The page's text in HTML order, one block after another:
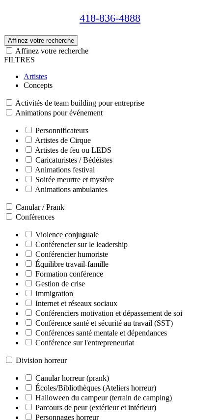
418-836-4888
Affinez votre recherche
Affinez votre recherche
FILTRES
Artistes
Concepts
Activités de team building pour entreprise
Animations pour événement
Personnificateurs
Artistes de Cirque
Artistes de feu ou LEDS
Caricaturistes / Bédéistes
Animations festival
Soirée meurtre et mystère
Animations ambulantes
Canular / Prank
Conférences
Violence conjuguale
Conférencier sur le leadership
Conférencier humoriste
Équilibre travail-famille
Formation conférence
Gestion de crise
Immigration
Internet et réseaux sociaux
Conférenciers motivation et dépassement de soi
Conférence santé et sécurité au travail (SST)
Conférences santé mentale et dépendances
Conférence sur l'entrepreneuriat
Division horreur
Canular horreur (prank)
Écoles/Bibliothèques (Ateliers horreur)
Halloween du campeur (terrain de camping)
Parcours de peur (extérieur et intérieur)
Personnages horreur